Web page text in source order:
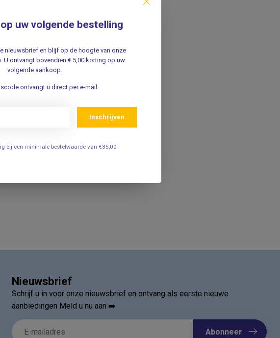
Nieuwsbrief
Schrijf u in voor onze nieuwsbrief en ontvang als eerste nieuwe
aanbiedingen Meld u nu aan ➡️
Abonneer
uw volgende bestelling
nieuwsbrief en blijf op de hoogte van onze
U ontvangt bovendien € 5,00 korting op uw
volgende aankoop.
ontvangt u direct per e-mail.
Inschrijven
bij een minimale bestelwaarde van €35,00